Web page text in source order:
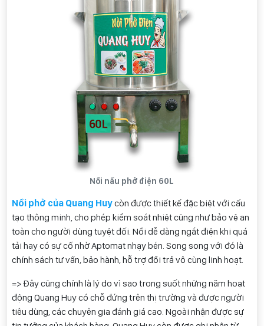
Nồi nấu phở điện 60L
Nồi phở của Quang Huycòn được thiết kế đặc biệt với cấu
tạo thông minh, cho phép kiểm soát nhiệt cũng như bảo vệ an
toàn cho người dùng tuyệt đối. Nồi dễ dàng ngắt điện khi quá
tải hay có sự cố nhờ Aptomat nhạy bén. Song song với đó là
chính sách tư vấn, bảo hành, hỗ trợ đổi trả vô cùng linh hoạt.
=> Đây cũng chính là lý do vì sao trong suốt những năm hoạt
động Quang Huy có chỗ đứng trên thị trường và được người
tiêu dùng, các chuyên gia đánh giá cao. Ngoài nhận được sự